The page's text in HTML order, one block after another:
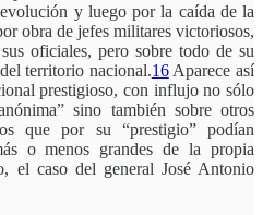
y luego por la caída de la
obra de jefes militares victoriosos,
oficiales, pero sobre todo de su
territorio nacional.16Aparece así
prestigioso, con influjo no sólo
sino también sobre otros
que por su “prestigio” podían
o menos grandes de la propia
el caso del general José Antonio